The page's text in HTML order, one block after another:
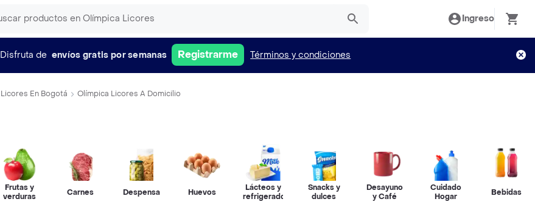
Ingreso
Disfruta de envíos gratis por semanas Registrarme Términos y condiciones
Licores En Bogotá Olímpica Licores A Domicilio
Frutas y
verduras
Carnes Despensa Huevos
Lácteos y
refrigerados
Snacks y
dulces
Desayuno
y Café
Cuidado
Hogar
Bebidas